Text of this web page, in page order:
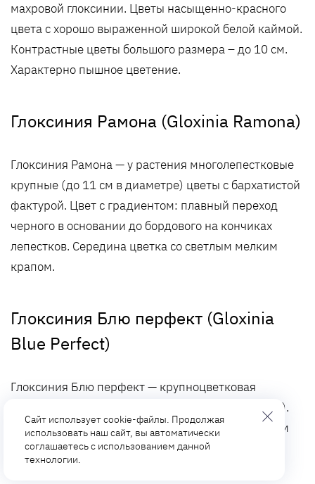
махровой глоксинии. Цветы насыщенно-красного
цвета с хорошо выраженной широкой белой каймой.
Контрастные цветы большого размера – до 10 см.
Характерно пышное цветение.
Глоксиния Рамона (Gloxinia Ramona)
Глоксиния Рамона — у растения многолепестковые
крупные (до 11 см в диаметре) цветы с бархатистой
фактурой. Цвет с градиентом: плавный переход
черного в основании до бордового на кончиках
лепестков. Середина цветка со светлым мелким
крапом.
Глоксиния Блю перфект (Gloxinia
Blue Perfect)
Глоксиния Блю перфект — крупноцветковая
махровая синнингия (цветы до 12 см в диаметре).
Лепестки бархатные на ощупь, со светло-лиловым
окрасом. Отличительная черта – мелкий темный
Сайт использует cookie-файлы. Продолжая
использовать наш сайт, вы автоматически
соглашаетесь с использованием данной
технологии.